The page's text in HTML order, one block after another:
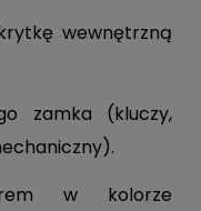
wewnętrzną
zamka (kluczy,
w kolorze